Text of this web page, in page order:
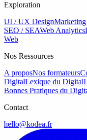
Exploration
UI / UX Design
SEO / SEAWeb Analytics
Web
Nos Ressources
A proposNos formateurs
DigitalLexique du Digital
Bonnes Pratiques du
Contact
hello@kodea.fr